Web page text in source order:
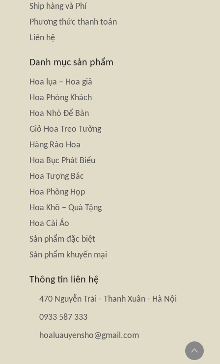
Ship hàng và Phí
Phương thức thanh toán
Liên hệ
Danh mục sản phẩm
Hoa lụa – Hoa giả
Hoa Phòng Khách
Hoa Nhỏ Để Bàn
Giỏ Hoa Treo Tường
Hàng Rào Hoa
Hoa Bục Phát Biểu
Hoa Tượng Bác
Hoa Phòng Họp
Hoa Khô – Quà Tặng
Hoa Cài Áo
Sản phẩm đặc biệt
Sản phẩm khuyến mại
Thông tin liên hệ
470 Nguyễn Trãi - Thanh Xuân - Hà Nội
0933 587 333
hoaluauyensho@gmail.com